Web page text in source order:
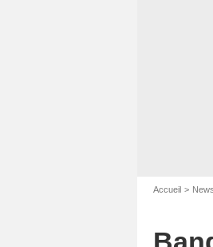
Accueil